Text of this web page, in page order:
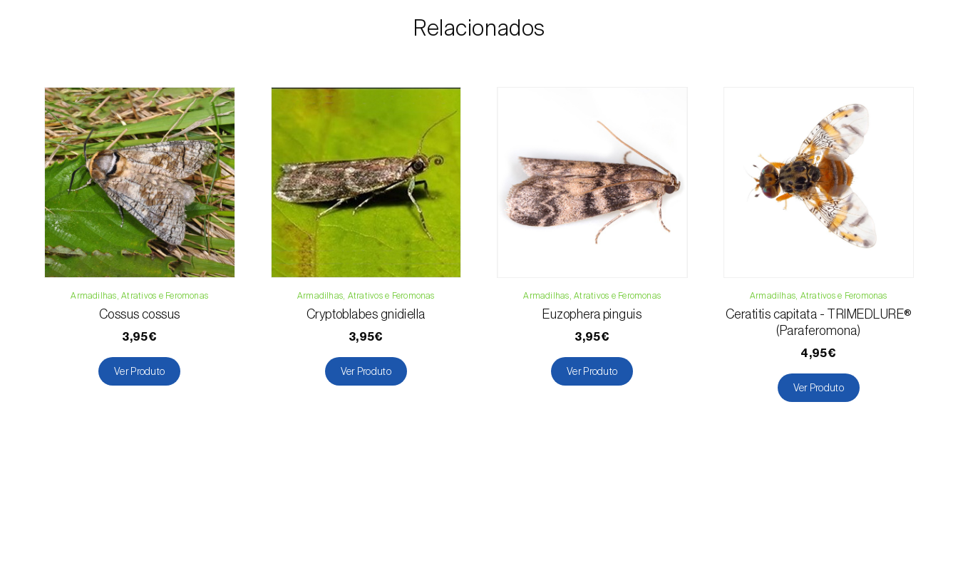
e dados para pagamento.
info@biosani.com
Formulário de contacto
Relacionados
Armadilhas, Atrativos e Feromonas
Cossus cossus
3,95€
Ver Produto
Armadilhas, Atrativos e Feromonas
Cryptoblabes gnidiella
3,95€
Ver Produto
Armadilhas, Atrativos e Feromonas
Euzophera pinguis
3,95€
Ver Produto
Armadilhas, Atrativos e Feromonas
Ceratitis capitata - TRIMEDLURE®
(Paraferomona)
4,95€
Ver Produto